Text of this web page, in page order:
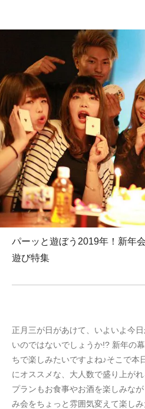
パーッと遊ぼう2019年！新年
遊び特集
正月三が日があけて、いよいよ今
いのではないでしょうか!? 新年の
ちで楽しみたいですよね♪そこで本
にオススメな、大人数で盛り上が
プランもお食事やお酒を楽しみな
み会をちょっと雰囲気変えて楽し